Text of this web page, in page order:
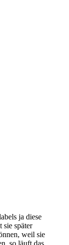
ja diese
sie später
weil sie
so läuft das